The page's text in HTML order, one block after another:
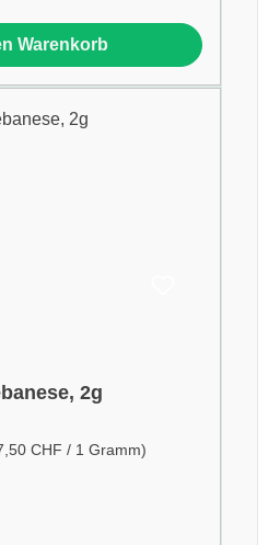
Warenkorb
2g
CHF / 1 Gramm)